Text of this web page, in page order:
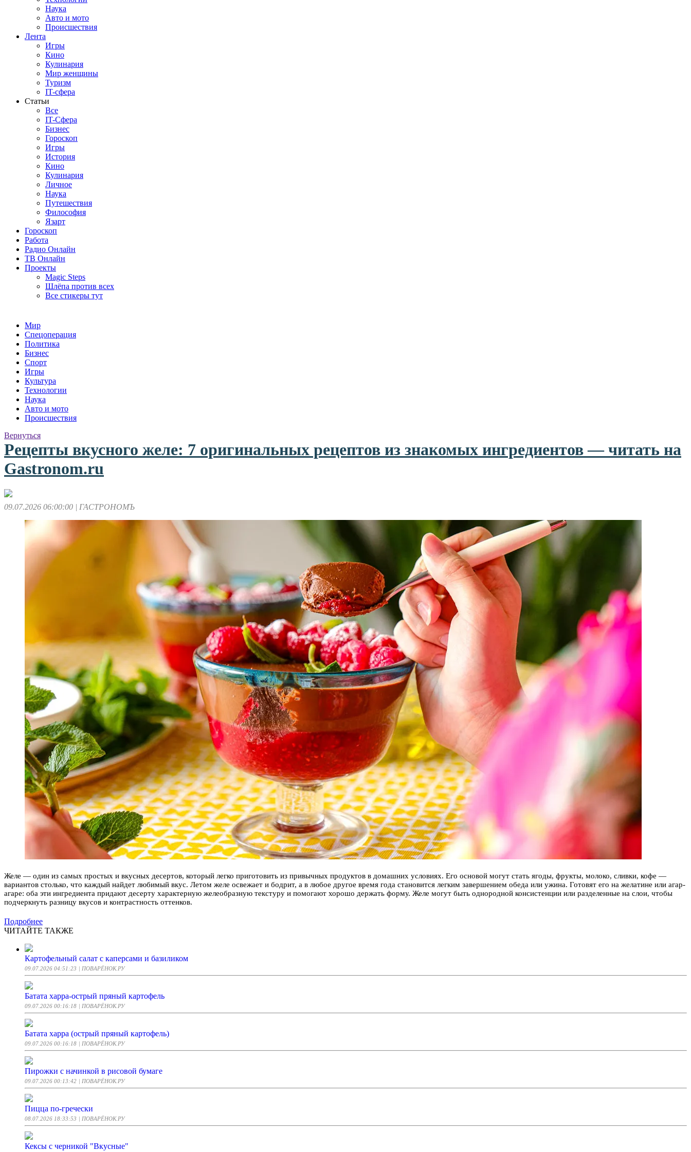
Наука
Авто и мото
Происшествия
Лента
Игры
Кино
Кулинария
Мир женщины
Туризм
IT-сфера
Статьи
Все
IT-Сфера
Бизнес
Гороскоп
Игры
История
Кино
Кулинария
Личное
Наука
Путешествия
Философия
Язарт
Гороскоп
Работа
Радио Онлайн
ТВ Онлайн
Проекты
Magic Steps
Шлёпа против всех
Все стикеры тут
Мир
Спецоперация
Политика
Бизнес
Спорт
Игры
Культура
Технологии
Наука
Авто и мото
Происшествия
Вернуться
Рецепты вкусного желе: 7 оригинальных рецептов из знакомых ингредиентов — читать на
Gastronom.ru
09.07.2026 06:00:00 | ГАСТРОНОМЪ
Желе — один из самых простых и вкусных десертов, который легко приготовить из привычных продуктов в домашних условиях. Его основой могут стать ягоды, фрукты, молоко, сливки, кофе —
вариантов столько, что каждый найдет любимый вкус. Летом желе освежает и бодрит, а в любое другое время года становится легким завершением обеда или ужина. Готовят его на желатине или агар-
агаре: оба эти ингредиента придают десерту характерную желеобразную текстуру и помогают хорошо держать форму. Желе могут быть однородной консистенции или разделенные на слои, чтобы
подчеркнуть разницу вкусов и контрастность оттенков.
Подробнее
ЧИТАЙТЕ ТАКЖЕ
Картофельный салат с каперсами и базиликом
09.07.2026 04:51:23 | ПОВАРЁНОК.РУ
Батата харра-острый пряный картофель
09.07.2026 00:16:18 | ПОВАРЁНОК.РУ
Батата харра (острый пряный картофель)
09.07.2026 00:16:18 | ПОВАРЁНОК.РУ
Пирожки с начинкой в рисовой бумаге
09.07.2026 00:13:42 | ПОВАРЁНОК.РУ
Пицца по-гречески
08.07.2026 18:33:53 | ПОВАРЁНОК.РУ
Кексы с черникой "Вкусные"